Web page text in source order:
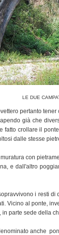
LE DUE
pertanto
già che
fatto crollare il
dalle stesse
con
e dall'altro
i resti
Vicino al ponte,
parte sede della
anche